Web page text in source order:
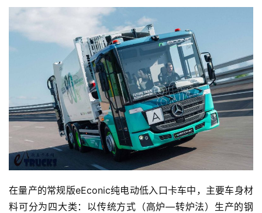
在量产的常规版eEconic纯电动低入口卡车中，主要车身材
料可分为四大类：以传统方式（高炉—转炉法）生产的钢